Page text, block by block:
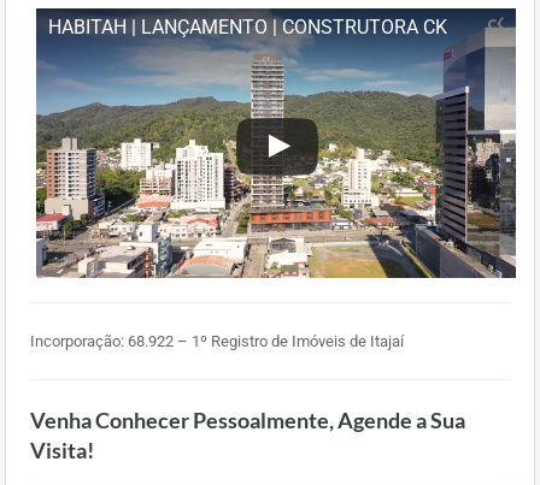
HABITAH | LANÇAMENTO | CONSTRUTORA CK
Incorporação: 68.922 – 1º Registro de Imóveis de Itajaí
Venha Conhecer Pessoalmente, Agende a Sua
Visita!